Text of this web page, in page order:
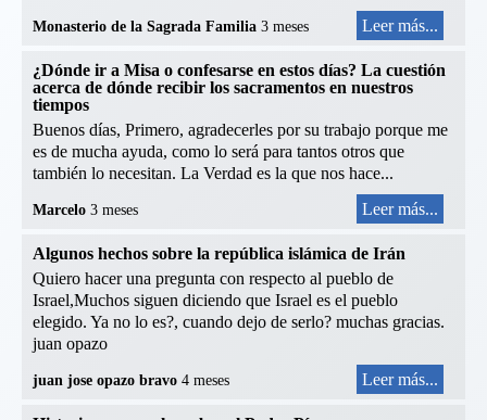
Monasterio de la Sagrada Familia 3 meses Leer más...
¿Dónde ir a Misa o confesarse en estos días? La cuestión
acerca de dónde recibir los sacramentos en nuestros
tiempos
Buenos días, Primero, agradecerles por su trabajo porque me
es de mucha ayuda, como lo será para tantos otros que
también lo necesitan. La Verdad es la que nos hace...
Marcelo 3 meses Leer más...
Algunos hechos sobre la república islámica de Irán
Quiero hacer una pregunta con respecto al pueblo de
Israel,Muchos siguen diciendo que Israel es el pueblo
elegido. Ya no lo es?, cuando dejo de serlo? muchas gracias.
juan opazo
juan jose opazo bravo 4 meses Leer más...